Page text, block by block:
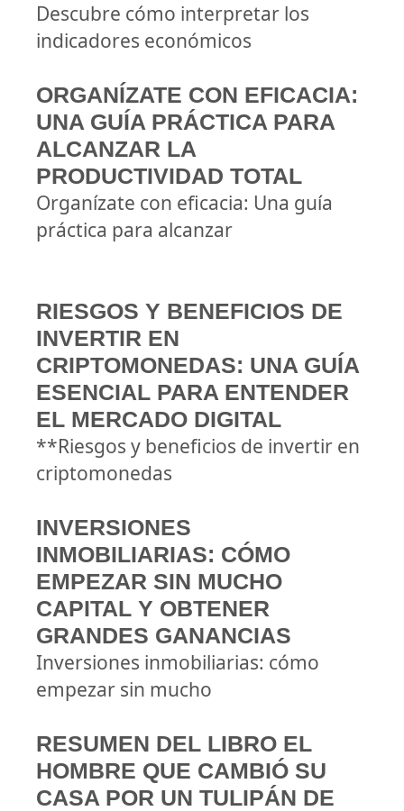
Descubre cómo interpretar los
indicadores económicos
ORGANÍZATE CON EFICACIA:
UNA GUÍA PRÁCTICA PARA
ALCANZAR LA
PRODUCTIVIDAD TOTAL
Organízate con eficacia: Una guía
práctica para alcanzar
RIESGOS Y BENEFICIOS DE
INVERTIR EN
CRIPTOMONEDAS: UNA GUÍA
ESENCIAL PARA ENTENDER
EL MERCADO DIGITAL
**Riesgos y beneficios de invertir en
criptomonedas
INVERSIONES
INMOBILIARIAS: CÓMO
EMPEZAR SIN MUCHO
CAPITAL Y OBTENER
GRANDES GANANCIAS
Inversiones inmobiliarias: cómo
empezar sin mucho
RESUMEN DEL LIBRO EL
HOMBRE QUE CAMBIÓ SU
CASA POR UN TULIPÁN DE